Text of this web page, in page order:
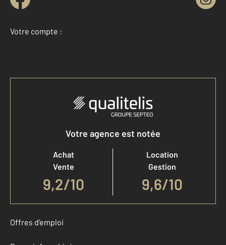
Votre compte :
Accéder à mon compte
Votre agence est notée
Achat
Vente
9,2/10
Location
Gestion
9,6/10
Offres d'emploi